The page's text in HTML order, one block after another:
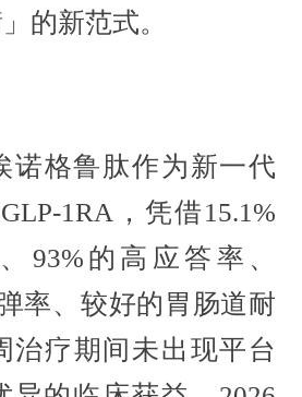
的新范式。
格鲁肽作为新一代
1RA，凭借15.1%
93%的高应答率、
率、较好的胃肠道耐
治疗期间未出现平台